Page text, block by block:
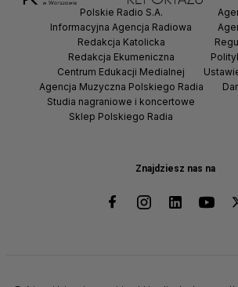
Znajdziesz nas na
Polskie Radio S.A.
Informacyjna Agencja Radiowa
Redakcja Katolicka
Redakcja Ekumeniczna
Centrum Edukacji Medialnej
Agencja Muzyczna Polskiego Radia
Studia nagraniowe i koncertowe
Sklep Polskiego Radia